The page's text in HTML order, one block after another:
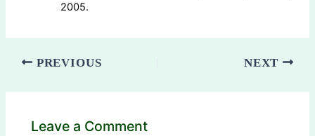
2005.
PREVIOUS NEXT
Leave a Comment